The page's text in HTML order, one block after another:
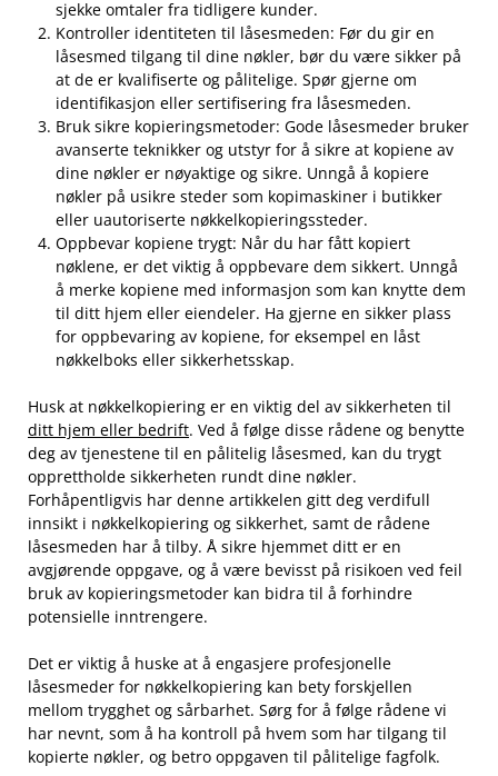
sjekke omtaler fra tidligere⁢ kunder.
Kontroller identiteten til låsesmeden:⁣ Før du gir ​en
låsesmed tilgang til dine nøkler, ⁣bør du være sikker på
at ⁢de ⁣er kvalifiserte og⁢ pålitelige. Spør‌ gjerne om
identifikasjon eller​ sertifisering fra låsesmeden.
Bruk sikre⁤ kopieringsmetoder: Gode låsesmeder bruker
⁢avanserte teknikker og ​utstyr for å ‌sikre at kopiene av
dine‌ nøkler er nøyaktige og sikre. Unngå ‌å ⁤kopiere⁣
nøkler på⁤ usikre steder⁣ som kopimaskiner i butikker
eller uautoriserte ⁢nøkkelkopieringssteder.
Oppbevar‍ kopiene trygt:​ Når ‍du⁤ har fått kopiert
nøklene,​ er⁤ det viktig å oppbevare dem ⁣sikkert.​ Unngå
å merke ⁢kopiene med⁤ informasjon⁢ som kan knytte dem
til ditt hjem eller ‌eiendeler. Ha gjerne en sikker plass
for oppbevaring av kopiene, for eksempel⁢ en låst
nøkkelboks eller sikkerhetsskap.
Husk ‍at nøkkelkopiering er en viktig⁢ del av ⁣sikkerheten til‌
ditt hjem eller bedrift. Ved å ‍følge disse rådene og benytte
deg av⁢ tjenestene til en pålitelig låsesmed, kan du trygt
opprettholde sikkerheten rundt dine nøkler.
Forhåpentligvis⁤ har denne artikkelen gitt deg verdifull
innsikt ‌i nøkkelkopiering‌ og ‍sikkerhet, samt de ⁤rådene‍
låsesmeden har å tilby. Å sikre hjemmet ditt er en
avgjørende ⁢oppgave, og å⁣ være bevisst ⁤på risikoen ved feil
⁣bruk av ⁤kopieringsmetoder kan bidra til å forhindre
potensielle ‍inntrengere.
Det er viktig å huske at å ​engasjere profesjonelle
låsesmeder for nøkkelkopiering‌ kan bety forskjellen
mellom trygghet og sårbarhet.‍ Sørg⁢ for å ⁢følge rådene vi
har nevnt, som⁢ å ha kontroll på‍ hvem som har⁣ tilgang ‌til
kopierte nøkler, og betro oppgaven til pålitelige ⁤fagfolk.